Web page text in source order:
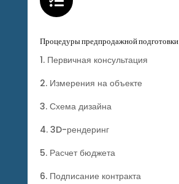
Процедуры предпродажной подготовки
1. Первичная консультация
2. Измерения на объекте
3. Схема дизайна
4. 3D-рендеринг
5. Расчет бюджета
6. Подписание контракта